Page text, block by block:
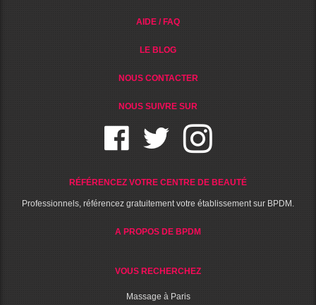
AIDE / FAQ
LE BLOG
NOUS CONTACTER
NOUS SUIVRE SUR
RÉFÉRENCEZ VOTRE CENTRE DE BEAUTÉ
Professionnels, référencez gratuitement votre établissement sur BPDM.
A PROPOS DE BPDM
VOUS RECHERCHEZ
Massage à Paris